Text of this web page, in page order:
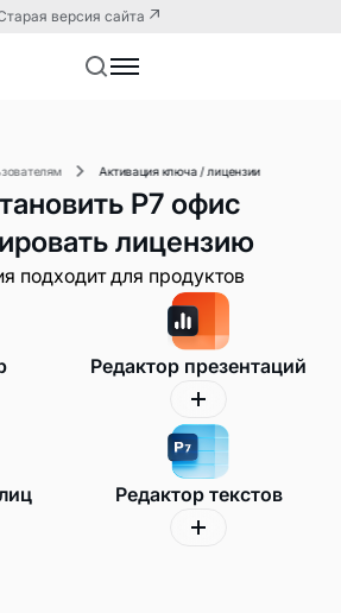
версия сайта
Активация ключа / лицензии
Р7 офис
лицензию
подходит для продуктов
Редактор презентаций
Редактор текстов